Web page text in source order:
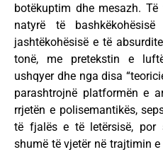
botëkuptim dhe mesazh.
natyrë të
jashtëkohësisë e të
tonë, me pretekstin e
ushqyer dhe nga disa
parashtrojnë platformën e
rrjetën e polisemantikës,
të fjalës e të letërsisë, por
shumë të vjetër në trajtimin